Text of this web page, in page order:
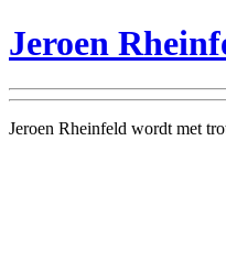
Jeroen
Jeroen Rheinfeld wordt met